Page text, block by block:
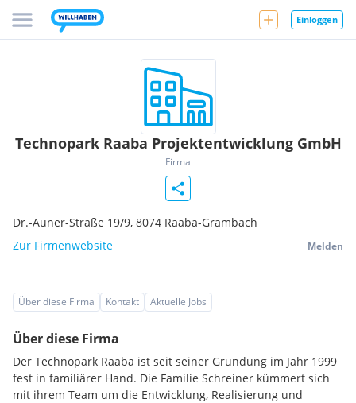
Einloggen
Technopark Raaba Projektentwicklung GmbH
Firma
Dr.-Auner-Straße 19/9, 8074 Raaba-Grambach
Zur Firmenwebsite
Melden
Über diese Firma Kontakt Aktuelle Jobs
Über diese Firma
Der Technopark Raaba ist seit seiner Gründung im Jahr 1999
fest in familiärer Hand. Die Familie Schreiner kümmert sich
mit ihrem Team um die Entwicklung, Realisierung und